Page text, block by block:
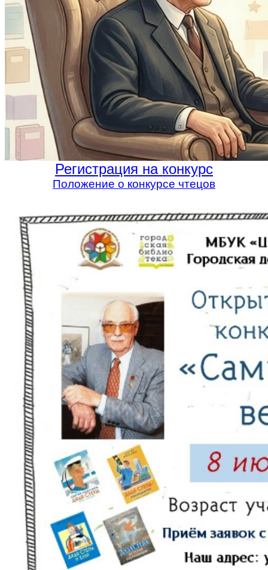
Регистрация на конкурс
Положение о конкурсе чтецов